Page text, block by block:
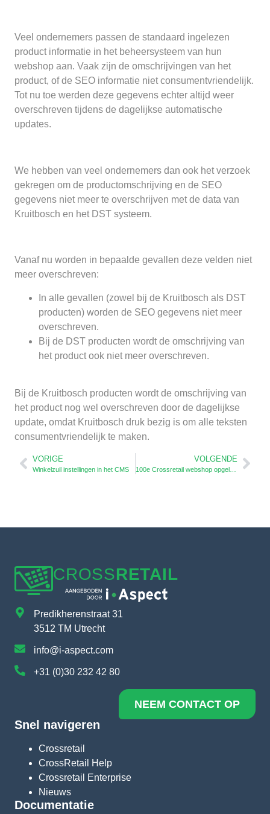
Veel ondernemers passen de standaard ingelezen
product informatie in het beheersysteem van hun
webshop aan. Vaak zijn de omschrijvingen van het
product, of de SEO informatie niet consumentvriendelijk.
Tot nu toe werden deze gegevens echter altijd weer
overschreven tijdens de dagelijkse automatische
updates.
We hebben van veel ondernemers dan ook het verzoek
gekregen om de productomschrijving en de SEO
gegevens niet meer te overschrijven met de data van
Kruitbosch en het DST systeem.
Vanaf nu worden in bepaalde gevallen deze velden niet
meer overschreven:
In alle gevallen (zowel bij de Kruitbosch als DST
producten) worden de SEO gegevens niet meer
overschreven.
Bij de DST producten wordt de omschrijving van
het product ook niet meer overschreven.
Bij de Kruitbosch producten wordt de omschrijving van
het product nog wel overschreven door de dagelijkse
update, omdat Kruitbosch druk bezig is om alle teksten
consumentvriendelijk te maken.
VORIGE
Winkelzuil instellingen in het CMS
VOLGENDE
100e Crossretail webshop opgeleverd
CROSSRETAIL
Predikherenstraat 31
3512 TM Utrecht
info@i-aspect.com
+31 (0)30 232 42 80
NEEM CONTACT OP
Snel navigeren
Crossretail
CrossRetail Help
Crossretail Enterprise
Nieuws
Documentatie